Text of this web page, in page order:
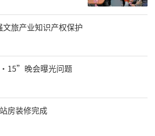
旅产业知识产权保护
晚会曝光问题
房装修完成